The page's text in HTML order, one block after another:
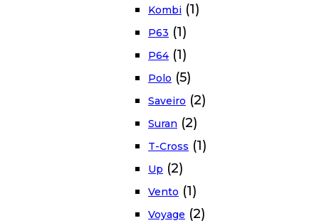
Kombi (1)
P63 (1)
P64 (1)
Polo (5)
Saveiro (2)
Suran (2)
T-Cross (1)
Up (2)
Vento (1)
Voyage (2)